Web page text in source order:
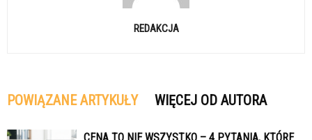
REDAKCJA
POWIĄZANE ARTYKUŁY WIĘCEJ OD AUTORA